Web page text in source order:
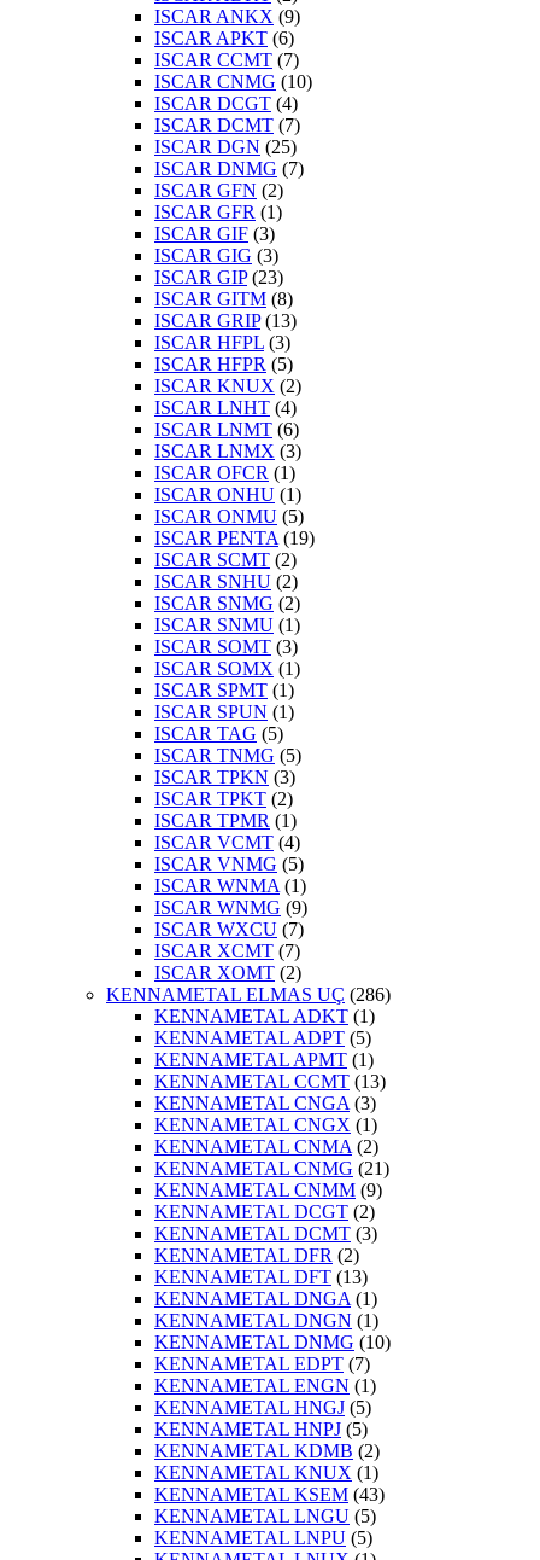
ISCAR ANKX (9)
ISCAR APKT (6)
ISCAR CCMT (7)
ISCAR CNMG (10)
ISCAR DCGT (4)
ISCAR DCMT (7)
ISCAR DGN (25)
ISCAR DNMG (7)
ISCAR GFN (2)
ISCAR GFR (1)
ISCAR GIF (3)
ISCAR GIG (3)
ISCAR GIP(23)
ISCAR GITM (8)
ISCAR GRIP(13)
ISCAR HFPL (3)
ISCAR HFPR (5)
ISCAR KNUX (2)
ISCAR LNHT (4)
ISCAR LNMT (6)
ISCAR LNMX (3)
ISCAR OFCR (1)
ISCAR ONHU (1)
ISCAR ONMU (5)
ISCAR PENTA (19)
ISCAR SCMT (2)
ISCAR SNHU (2)
ISCAR SNMG (2)
ISCAR SNMU (1)
ISCAR SOMT (3)
ISCAR SOMX (1)
ISCAR SPMT (1)
ISCAR SPUN (1)
ISCAR TAG (5)
ISCAR TNMG (5)
ISCAR TPKN (3)
ISCAR TPKT (2)
ISCAR TPMR (1)
ISCAR VCMT (4)
ISCAR VNMG (5)
ISCAR WNMA (1)
ISCAR WNMG (9)
ISCAR WXCU (7)
ISCAR XCMT (7)
ISCAR XOMT (2)
KENNAMETAL ELMAS UÇ (286)
KENNAMETAL ADKT (1)
KENNAMETAL ADPT (5)
KENNAMETAL APMT (1)
KENNAMETAL CCMT (13)
KENNAMETAL CNGA (3)
KENNAMETAL CNGX (1)
KENNAMETAL CNMA (2)
KENNAMETAL CNMG (21)
KENNAMETAL CNMM (9)
KENNAMETAL DCGT (2)
KENNAMETAL DCMT (3)
KENNAMETAL DFR (2)
KENNAMETAL DFT (13)
KENNAMETAL DNGA (1)
KENNAMETAL DNGN (1)
KENNAMETAL DNMG (10)
KENNAMETAL EDPT (7)
KENNAMETAL ENGN (1)
KENNAMETAL HNGJ (5)
KENNAMETAL HNPJ (5)
KENNAMETAL KDMB (2)
KENNAMETAL KNUX (1)
KENNAMETAL KSEM (43)
KENNAMETAL LNGU (5)
KENNAMETAL LNPU (5)